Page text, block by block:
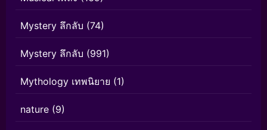
Mystery ลึกลับ (74)
Mystery ลึกลับ (991)
Mythology เทพนิยาย (1)
nature (9)